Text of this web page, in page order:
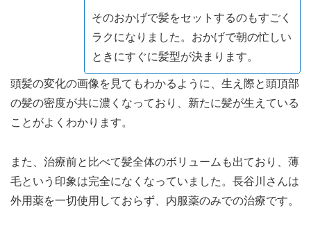
そのおかげで髪をセットするのもすごく
ラクになりました。おかげで朝の忙しい
ときにすぐに髪型が決まります。
頭髪の変化の画像を見てもわかるように、生え際と頭頂部
の髪の密度が共に濃くなっており、新たに髪が生えている
ことがよくわかります。
また、治療前と比べて髪全体のボリュームも出ており、薄
毛という印象は完全になくなっていました。長谷川さんは
外用薬を一切使用しておらず、内服薬のみでの治療です。